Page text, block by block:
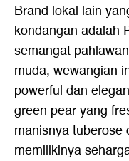
Brand lokal lain
kondangan adalah
semangat
muda, wewangian
powerful dan
green pear yang
manisnya
memilikinya